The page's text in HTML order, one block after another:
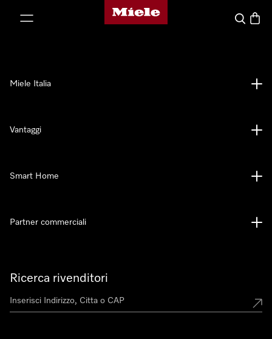
Homepage di Miele
Cerca
Ricerca rivenditori
Miele Italia
Vantaggi
Smart Home
Partner commerciali